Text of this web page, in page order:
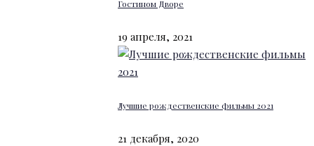
Гостином Дворе
19 апреля, 2021
Лучшие рождественские фильмы 2021
21 декабря, 2020